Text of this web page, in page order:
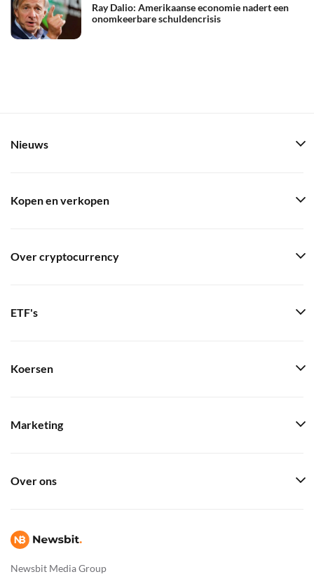
Ray Dalio: Amerikaanse economie nadert een
onomkeerbare schuldencrisis
Newsbit Media Group
Nieuws
Kopen en verkopen
Over cryptocurrency
ETF's
Koersen
Marketing
Over ons